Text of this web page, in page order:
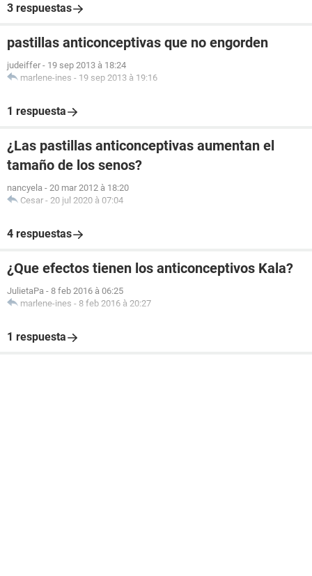
3 respuestas
pastillas anticonceptivas que no engorden
judeiffer - 19 sep 2013 à 18:24
marlene-ines - 19 sep 2013 à 19:16
1 respuesta
¿Las pastillas anticonceptivas aumentan el
tamaño de los senos?
nancyela - 20 mar 2012 à 18:20
Cesar - 20 jul 2020 à 07:04
4 respuestas
¿Que efectos tienen los anticonceptivos Kala?
JulietaPa - 8 feb 2016 à 06:25
marlene-ines - 8 feb 2016 à 20:27
1 respuesta